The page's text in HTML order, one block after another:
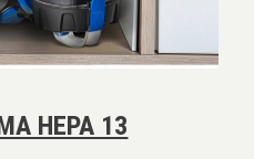
HEPA 13